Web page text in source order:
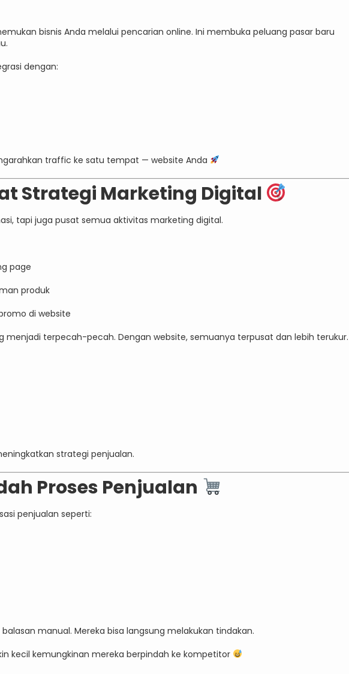
bisnis Anda melalui pencarian online. Ini membuka peluang pasar baru
dengan:
traffic ke satu tempat — website Anda
Strategi Marketing Digital
tapi juga pusat semua aktivitas marketing digital.
page
produk
di website
menjadi terpecah-pecah. Dengan website, semuanya terpusat dan lebih terukur.
strategi penjualan.
Proses Penjualan
penjualan seperti:
manual. Mereka bisa langsung melakukan tindakan.
kecil kemungkinan mereka berpindah ke kompetitor